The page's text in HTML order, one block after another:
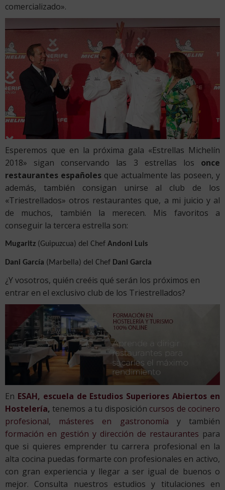
comercializado».
Esperemos que en la próxima gala «Estrellas Michelín
2018» sigan conservando las 3 estrellas los once
restaurantes españoles que actualmente las poseen, y
además, también consigan unirse al club de los
«Triestrellados» otros restaurantes que, a mi juicio y al
de muchos, también la merecen. Mis favoritos a
conseguir la tercera estrella son:
Mugaritz (Guipuzcua) del Chef Andoni Luis
Dani García (Marbella) del Chef Dani Garcia
¿Y vosotros, quién creéis qué serán los próximos en
entrar en el exclusivo club de los Triestrellados?
En ESAH, escuela de Estudios Superiores Abiertos en
Hostelería, tenemos a tu disposición cursos de cocinero
profesional, másteres en gastronomía y también
formación en gestión y dirección de restaurantes para
que si quieres emprender tu carrera profesional en la
alta cocina puedas formarte con profesionales en activo,
con gran experiencia y llegar a ser igual de buenos o
mejor. Consulta nuestros estudios y titulaciones en